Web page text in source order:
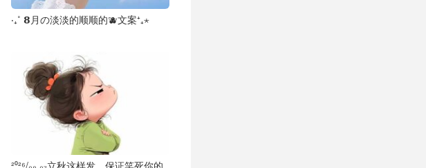
‧₊˚ 𝟴月の淡淡的顺顺的🫐文案⁺₊⋆
²⁰²⁶/₀₈.₀₇立秋这样发，保证笑死你的